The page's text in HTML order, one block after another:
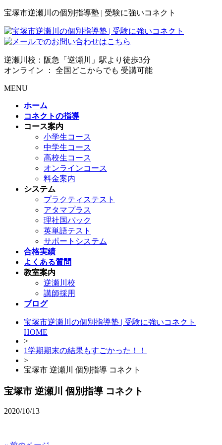
宝塚市逆瀬川の個別指導塾 | 受験に強いコネクト
逆瀬川校：阪急「逆瀬川」駅より徒歩3分
オンライン ： 全国どこからでも 受講可能
MENU
ホーム
コネクトの指導
コース案内
小学生コース
中学生コース
高校生コース
オンラインコース
料金案内
システム
プラクティステスト
アタマプラス
理社国パック
英単語テスト
サポートシステム
合格実績
よくある質問
教室案内
逆瀬川校
講師採用
ブログ
宝塚市逆瀬川の個別指導塾 | 受験に強いコネクト
HOME
>
1学期期末の結果もすごかった！！
>
宝塚市 逆瀬川 個別指導 コネクト
宝塚市 逆瀬川 個別指導 コネクト
2020/10/13